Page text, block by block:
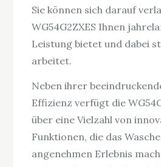
Sie können sich darauf
WG54G2ZXES Ihnen
Leistung bietet und dabei
arbeitet.
Neben ihrer
Effizienz verfügt die
über eine Vielzahl von
Funktionen, die das
angenehmen Erlebnis